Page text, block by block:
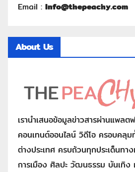
Email : Info@thepeachy.com
About Us
เรานำเสนอข้อมูลข่าวสารผ่านแพล
คอนเทนต์ออนไลน์ วิดีโอ ครอบคลุม
ต่างประเทศ ครบถ้วนทุกประเด็นทา
การเมือง ศิลปะ วัฒนธรรม บันเทิง